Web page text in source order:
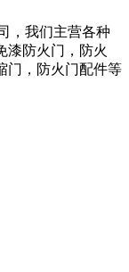
，我们主营各种
漆防火门，防火
门，防火门配件等